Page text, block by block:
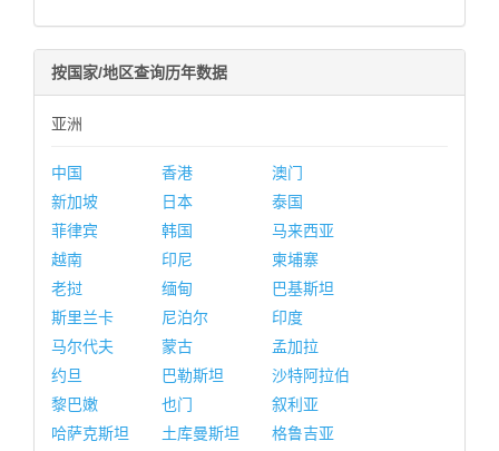
按国家/地区查询历年数据
亚洲
中国 香港
澳门
新加坡
日本
泰国
菲律宾
韩国
马来西亚
越南
印尼
柬埔寨
老挝
缅甸
巴基斯坦
斯里兰卡
尼泊尔
印度
马尔代夫
蒙古
孟加拉
约旦
巴勒斯坦
沙特阿拉伯
黎巴嫩
也门
叙利亚
哈萨克斯坦
土库曼斯坦
格鲁吉亚